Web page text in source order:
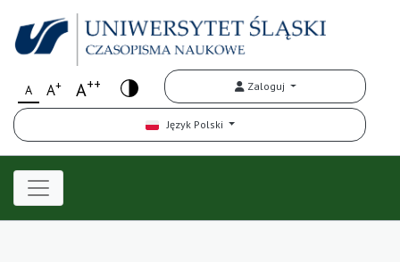
A A+ A++ Zaloguj
Język Polski